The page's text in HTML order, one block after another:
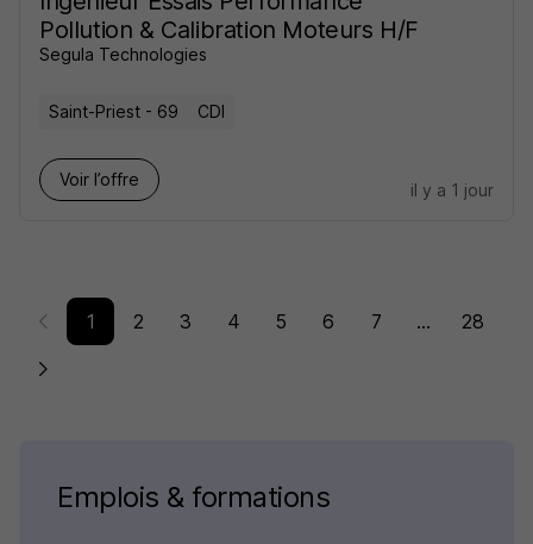
Pollution & Calibration Moteurs H/F
Segula Technologies
Saint-Priest - 69 CDI
Voir l’offre
il y a 1 jour
1 2 3 4 5 6 7 ... 28
Emplois & formations